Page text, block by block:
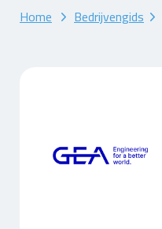
Home Bedrijvengids